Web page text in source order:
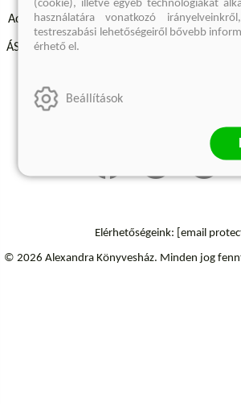
Adatvédelmi szabályzatok Elállási
ÁSZF - Vásárlási feltételek
Szállítási információk
Elérhetőségeink: [email
© 2026 Alexandra Könyvesház. Minden jog
(cookie), illetve egyéb technológiákat
használatára vonatkozó
testreszabási lehetőségeiről bővebb
érhető el.
Beállítások